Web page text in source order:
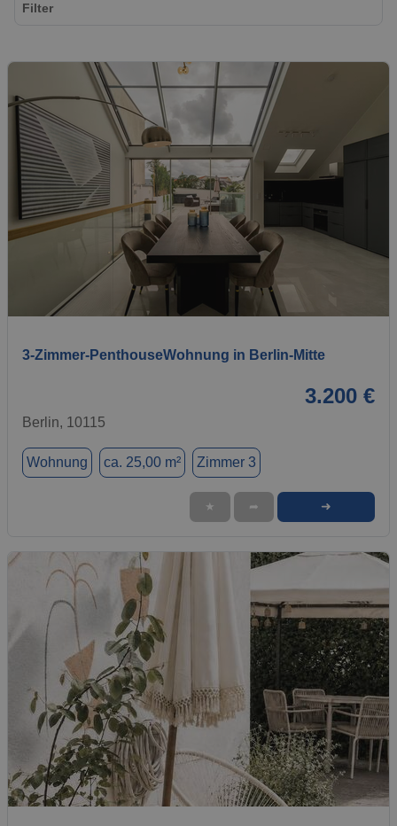
3-Zimmer-PenthouseWohnung in Berlin-Mitte
3.200 €
Berlin, 10115
Wohnung ca. 25,00 m² Zimmer 3
★ ➦ ➜
1 / 14
Filter